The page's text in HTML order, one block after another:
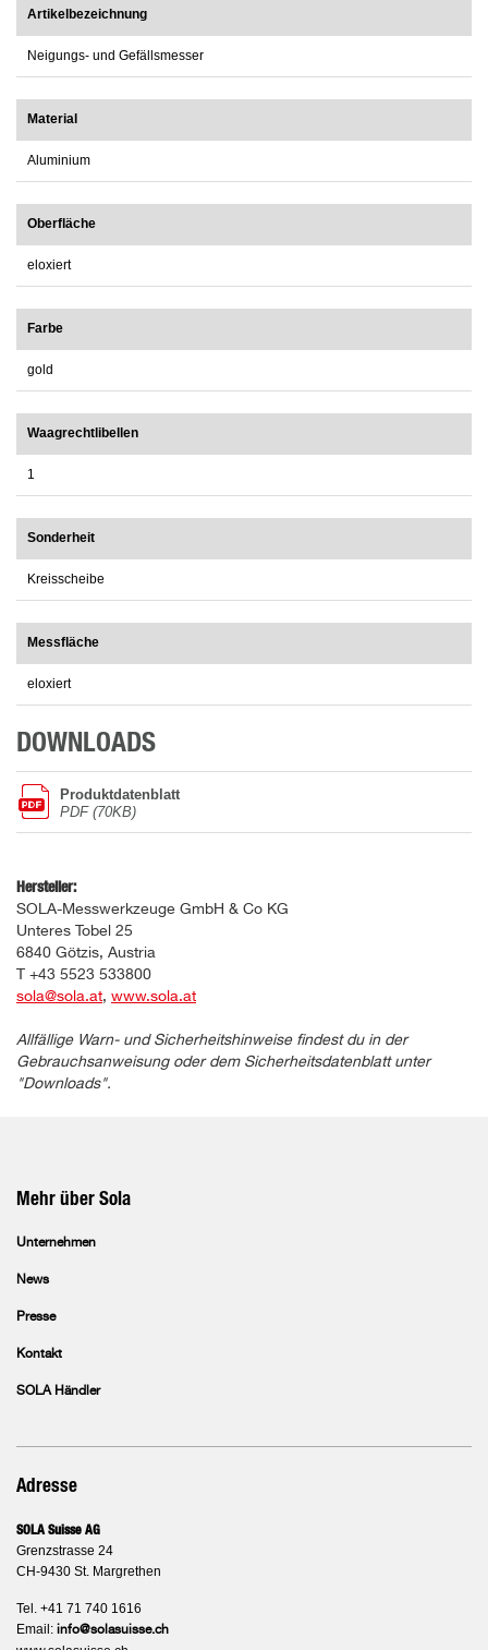
Artikelbezeichnung
Neigungs- und Gefällsmesser
Material
Aluminium
Oberfläche
eloxiert
Farbe
gold
Waagrechtlibellen
1
Sonderheit
Kreisscheibe
Messfläche
eloxiert
DOWNLOADS
Produktdatenblatt
PDF (70KB)
Hersteller:
SOLA-Messwerkzeuge GmbH & Co KG
Unteres Tobel 25
6840 Götzis, Austria
T +43 5523 533800
sola@sola.at, www.sola.at
Allfällige Warn- und Sicherheitshinweise findest du in der
Gebrauchsanweisung oder dem Sicherheitsdatenblatt unter
"Downloads".
Mehr über Sola
Unternehmen
News
Presse
Kontakt
SOLA Händler
Adresse
SOLA Suisse AG
Grenzstrasse 24
CH-9430 St. Margrethen
Tel. +41 71 740 1616
Email: info@solasuisse.ch